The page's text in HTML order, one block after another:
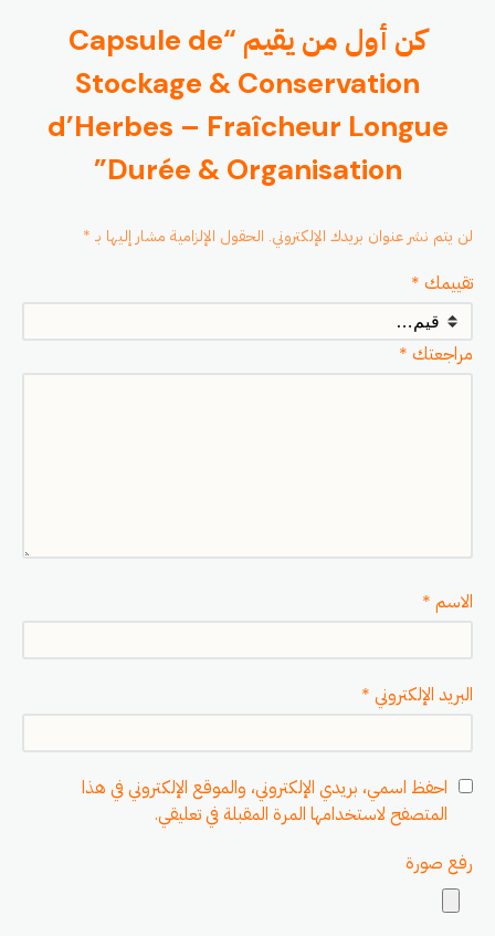
كن أول من يقيم “Capsule de
Stockage & Conservation
d’Herbes – Fraîcheur Longue
Durée & Organisation”
لن يتم نشر عنوان بريدك الإلكتروني. الحقول الإلزامية مشار إليها بـ *
تقييمك *
مراجعتك *
الاسم *
البريد الإلكتروني *
احفظ اسمي، بريدي الإلكتروني، والموقع الإلكتروني في هذا
المتصفح لاستخدامها المرة المقبلة في تعليقي.
رفع صورة